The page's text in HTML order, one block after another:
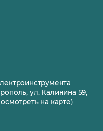
ул. Калинина 59,
на карте)